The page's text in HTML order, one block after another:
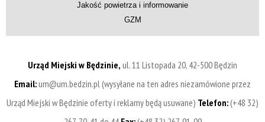
Jakość powietrza i informowanie
GZM
Urząd Miejski w Będzinie, ul. 11 Listopada 20, 42-500 Będzin
Email:um@um.bedzin.pl (wysyłane na ten adres niezamówione przez
Urząd Miejski w Będzinie oferty i reklamy będą usuwane) Telefon:(+48 32)